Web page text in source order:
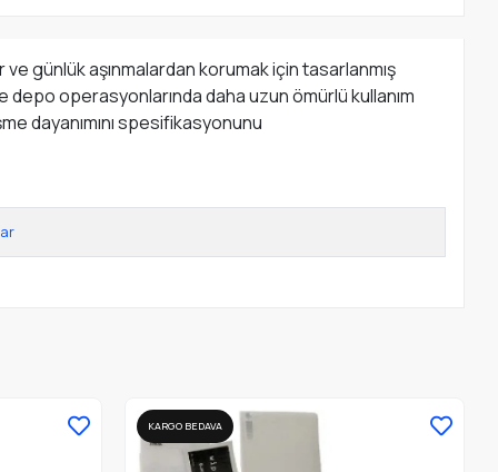
günlük aşınmalardan korumak için tasarlanmış
depo operasyonlarında daha uzun ömürlü kullanım
dayanımını spesifikasyonunu
KARGO BEDAVA